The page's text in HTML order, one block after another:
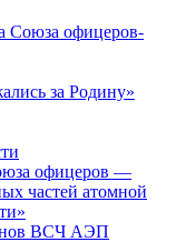
Союза офицеров-
за Родину»
офицеров —
частей атомной
ВСЧ АЭП